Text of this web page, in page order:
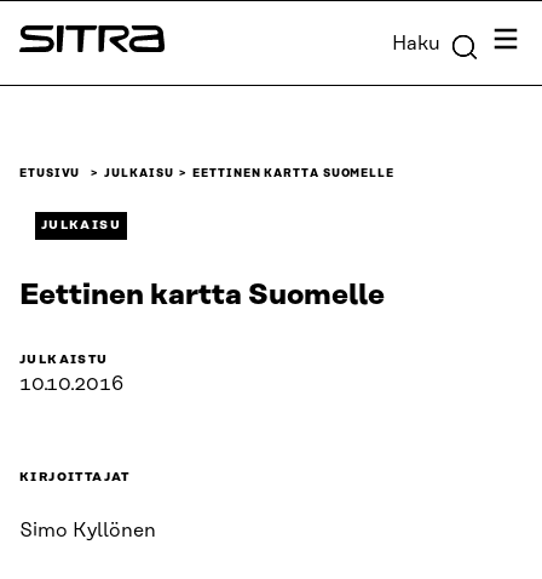
Siirry
suoraan
Sitra Haku
ETUSIVU JULKAISU EETTINEN KARTTA SUOMELLE
JULKAISU
Eettinen kartta Suomelle
JULKAISTU
10.10.2016
KIRJOITTAJAT
Simo Kyllönen